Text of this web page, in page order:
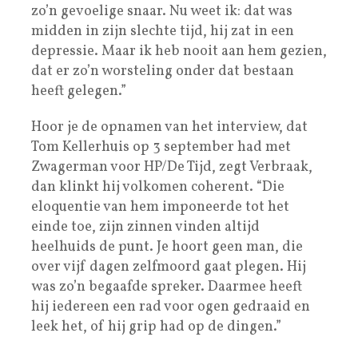
zo’n ­gevoelige snaar. Nu weet ik: dat was
midden in zijn slechte tijd, hij zat in een
depressie. Maar ik heb nooit aan hem gezien,
dat er zo’n worsteling onder dat bestaan
heeft gelegen.”
Hoor je de opnamen van het interview, dat
Tom Kellerhuis op 3 september had met
Zwagerman voor HP/De Tijd, zegt Verbraak,
dan klinkt hij volkomen coherent. “Die
eloquentie van hem imponeerde tot het
einde toe, zijn zinnen vinden altijd
heelhuids de punt. Je hoort geen man, die
over vijf dagen zelfmoord gaat plegen. Hij
was zo’n begaafde spreker. Daarmee heeft
hij ­iedereen een rad voor ogen gedraaid en
leek het, of hij grip had op de dingen.”